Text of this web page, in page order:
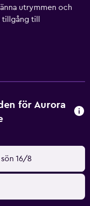
utrymmen och
till
gratis dagstidningar
guidade turer.
Platt-tv med
skrivbord
sker dagligen. Detta
för Aurora
sön 16/8